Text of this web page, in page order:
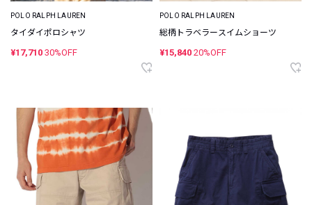
POLO RALPH LAUREN
タイダイポロシャツ
¥17,710 30%OFF
POLO RALPH LAUREN
総柄トラベラースイムショーツ
¥15,840 20%OFF